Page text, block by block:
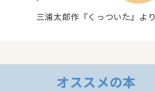
三浦太郎作『くっついた』より
オススメの本